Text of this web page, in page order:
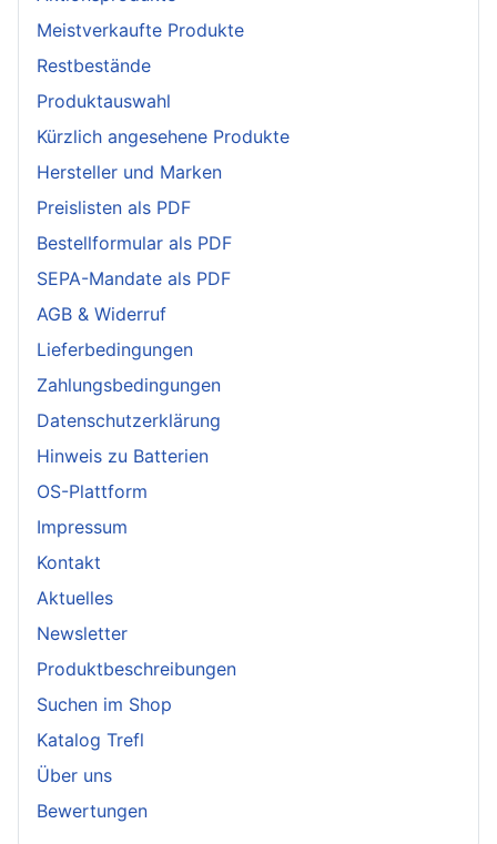
Meistverkaufte Produkte
Restbestände
Produktauswahl
Kürzlich angesehene Produkte
Hersteller und Marken
Preislisten als PDF
Bestellformular als PDF
SEPA-Mandate als PDF
AGB & Widerruf
Lieferbedingungen
Zahlungsbedingungen
Datenschutzerklärung
Hinweis zu Batterien
OS-Plattform
Impressum
Kontakt
Aktuelles
Newsletter
Produktbeschreibungen
Suchen im Shop
Katalog Trefl
Über uns
Bewertungen